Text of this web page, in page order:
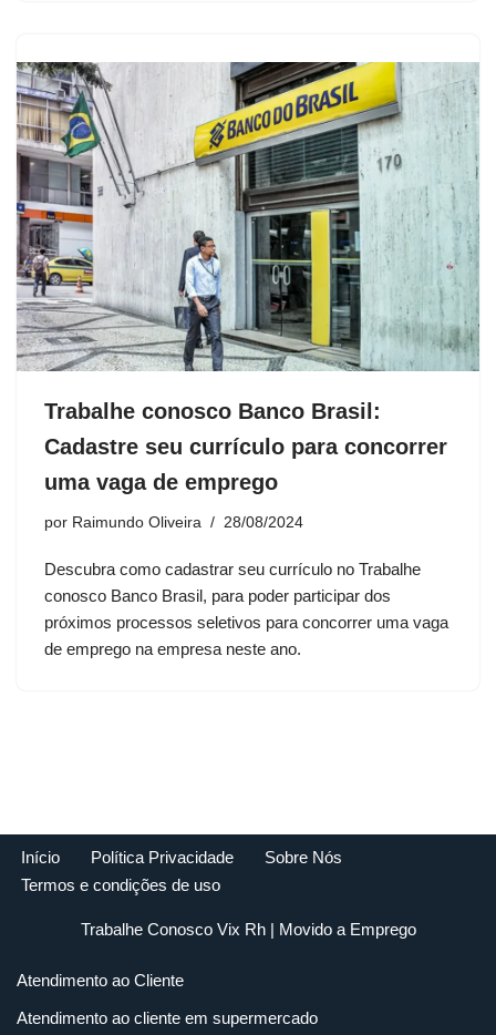
Trabalhe conosco Banco Brasil:
Cadastre seu currículo para concorrer
uma vaga de emprego
por Raimundo Oliveira 28/08/2024
Descubra como cadastrar seu currículo no Trabalhe
conosco Banco Brasil, para poder participar dos
próximos processos seletivos para concorrer uma vaga
de emprego na empresa neste ano.
Início Política Privacidade
Sobre Nós
Termos e condições de uso
Trabalhe Conosco Vix Rh| Movido a Emprego
Atendimento ao Cliente
Atendimento ao cliente em supermercado